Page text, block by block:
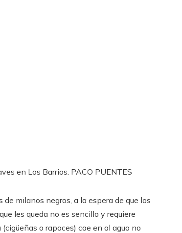
en Los Barrios. PACO PUENTES
milanos negros, a la espera de que los
les queda no es sencillo y requiere
o rapaces) cae en al agua no